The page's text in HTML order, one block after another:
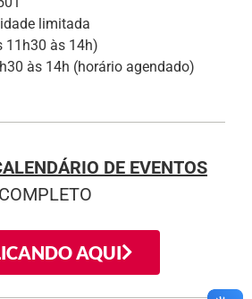
limitada
11h30 às 14h)
às 14h (horário agendado)
DE EVENTOS
COMPLETO
AQUI